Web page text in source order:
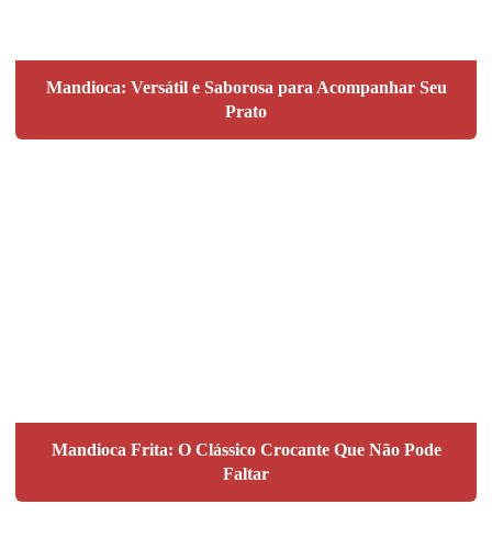
Mandioca: Versátil e Saborosa para Acompanhar Seu
Prato
Mandioca Frita: O Clássico Crocante Que Não Pode
Faltar